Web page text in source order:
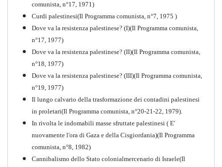
Perchè la Russia non era
comunista, n°17, 1971)
Curdi palestinesi(Il Programma comunista, n°7, 1975 )
Dove va la resistenza palestinese? (I)(Il Programma comunista,
n°17, 1977)
Dove va la resistenza palestinese? (II)(Il Programma comunista,
n°18, 1977)
Dove va la resistenza palestinese? (III)(Il Programma comunista,
n°19, 1977)
Il lungo calvario della trasformazione dei contadini palestinesi
in proletari(Il Programma comunista, n°20-21-22, 1979).
In rivolta le indomabili masse sfruttate palestinesi ( E'
nuovamente l'ora di Gaza e della Cisgiordania)(Il Programma
comunista, n°8, 1982)
Cannibalismo dello Stato colonialmercenario di Israele(Il